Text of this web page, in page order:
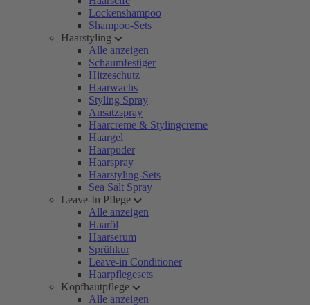
Lockenshampoo
Shampoo-Sets
Haarstyling
Alle anzeigen
Schaumfestiger
Hitzeschutz
Haarwachs
Styling Spray
Ansatzspray
Haarcreme & Stylingcreme
Haargel
Haarpuder
Haarspray
Haarstyling-Sets
Sea Salt Spray
Leave-In Pflege
Alle anzeigen
Haaröl
Haarserum
Sprühkur
Leave-in Conditioner
Haarpflegesets
Kopfhautpflege
Alle anzeigen